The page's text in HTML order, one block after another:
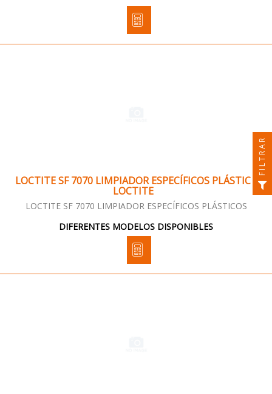
LOCTITE SF 7070 LIMPIADOR ESPECÍFICOS PLÁSTIC
LOCTITE
LOCTITE SF 7070 LIMPIADOR ESPECÍFICOS PLÁSTICOS
DIFERENTES MODELOS DISPONIBLES
FILTRAR